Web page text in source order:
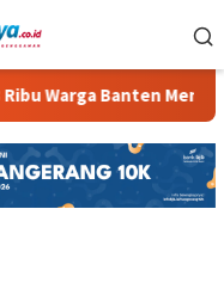
Banten Menganggur